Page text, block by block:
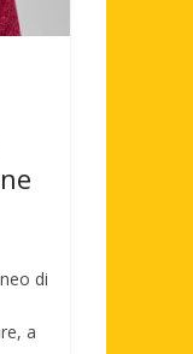
di
a